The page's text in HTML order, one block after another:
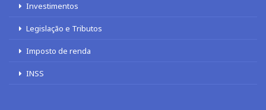
Investimentos
Legislação e Tributos
Imposto de renda
INSS